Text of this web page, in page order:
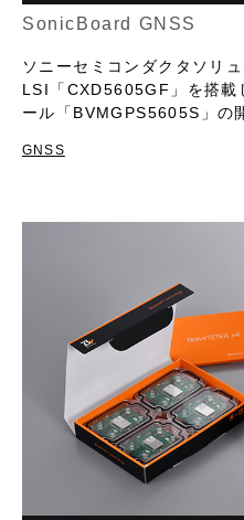
SonicBoard GNSS
ソニーセミコンダクタソリ
LSI「CXD5605GF」を搭載
ール「BVMGPS5605S」の
GNSS